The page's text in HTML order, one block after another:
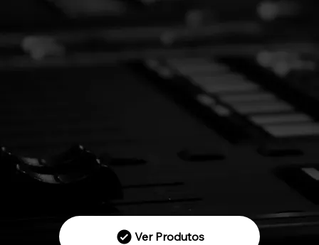
Ver Produtos